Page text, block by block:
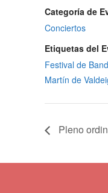
Categoría de
Conciertos
Etiquetas del
Festival de
Martín de
Pleno